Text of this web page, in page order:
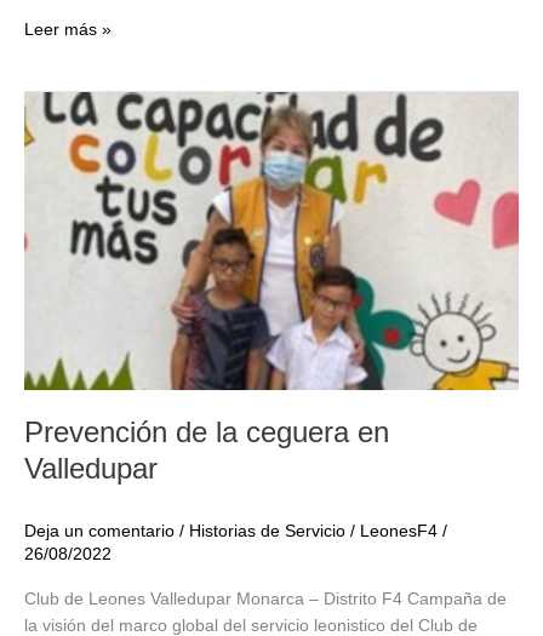
Implementación
Leones
Educando
Leer más »
Prevención de la ceguera en
Valledupar
Deja un comentario / Historias de Servicio / LeonesF4 /
26/08/2022
Club de Leones Valledupar Monarca – Distrito F4 Campaña de
la visión del marco global del servicio leonistico del Club de